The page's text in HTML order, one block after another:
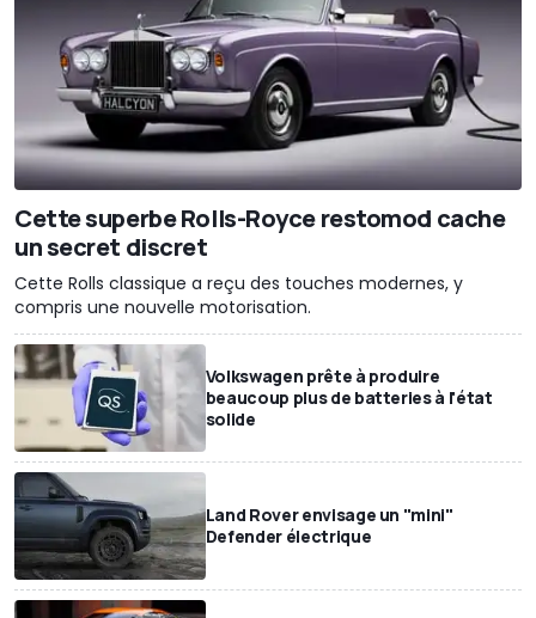
Cette superbe Rolls-Royce restomod cache
un secret discret
Cette Rolls classique a reçu des touches modernes, y
compris une nouvelle motorisation.
Volkswagen prête à produire
beaucoup plus de batteries à l'état
solide
Land Rover envisage un "mini"
Defender électrique